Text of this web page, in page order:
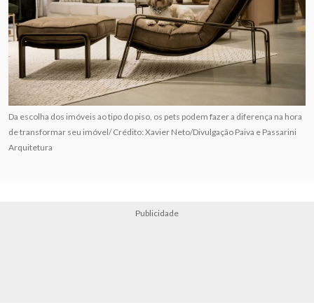
Da escolha dos imóveis ao tipo do piso, os pets podem fazer a diferença na hora
de transformar seu imóvel/ Crédito: Xavier Neto/Divulgação Paiva e Passarini
Arquitetura
Publicidade